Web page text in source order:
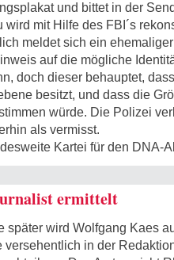
und bittet in der
wird mit Hilfe des FBI´s
meldet sich ein
auf die mögliche
doch dieser behauptet,
besitzt, und dass die
würde. Die Polizei
als vermisst.
Kartei für den DNA-
ermittelt
später wird Wolfgang Kaes
versehentlich in der